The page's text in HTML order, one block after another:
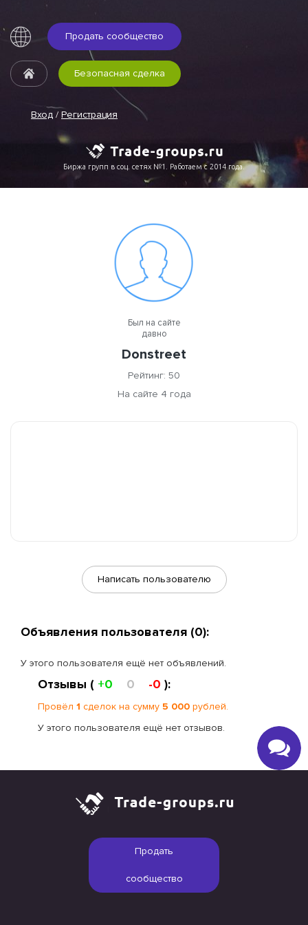
Продать сообщество
Вход / Регистрация
Безопасная сделка
Биржа групп в соц. сетях №1. Работаем с 2014 года.
Был на сайте
давно
Donstreet
Рейтинг: 50
На сайте 4 года
Написать пользователю
Объявления пользователя (0):
У этого пользователя ещё нет объявлений.
Отзывы ( +0 0 -0 ):
Провёл 1 сделок на сумму 5 000 рублей.
У этого пользователя ещё нет отзывов.
Продать
сообщество